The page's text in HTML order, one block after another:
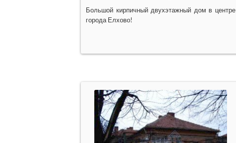
Большой кирпичный двухэтажный дом в центре
города Елхово!